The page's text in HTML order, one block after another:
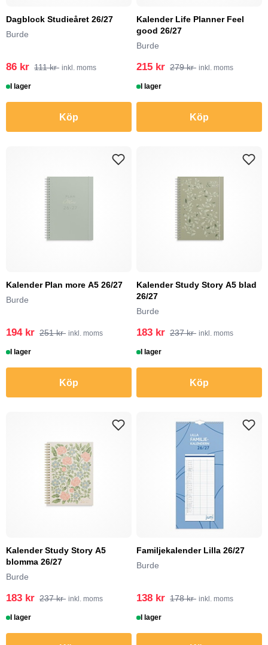
Dagblock Studieåret 26/27
Burde
86 kr 111 kr inkl. moms
I lager
Köp
Kalender Life Planner Feel
good 26/27
Burde
215 kr 279 kr inkl. moms
I lager
Köp
Kalender Plan more A5 26/27
Burde
194 kr 251 kr inkl. moms
I lager
Köp
Kalender Study Story A5 blad
26/27
Burde
183 kr 237 kr inkl. moms
I lager
Köp
Kalender Study Story A5
blomma 26/27
Burde
183 kr 237 kr inkl. moms
I lager
Familjekalender Lilla 26/27
Burde
138 kr 178 kr inkl. moms
I lager